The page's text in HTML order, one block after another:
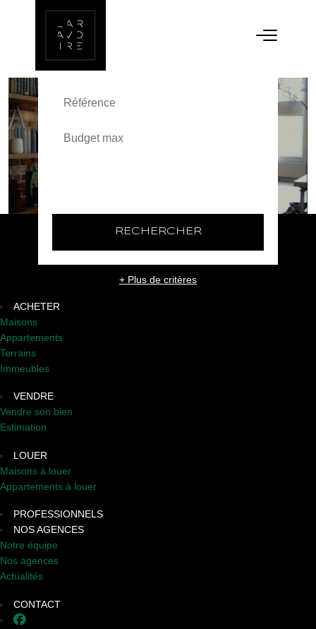
ACHETER
TEXT_SEARCH_SELECTIONNEZ
RECHERCHER
+ Plus de critères
ACHETER
Maisons
Appartements
Terrains
Immeubles
VENDRE
Vendre son bien
Estimation
LOUER
Maisons à louer
Appartements à louer
PROFESSIONNELS
NOS AGENCES
Notre équipe
Nos agences
Actualités
CONTACT